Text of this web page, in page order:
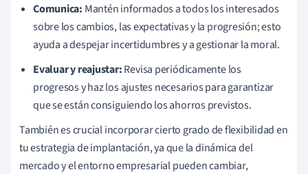
Comunica: Mantén informados a todos los interesados
sobre los cambios, las expectativas y la progresión; esto
ayuda a despejar incertidumbres y a gestionar la moral.
Evaluar y reajustar:Revisa periódicamente los
progresos y haz los ajustes necesarios para garantizar
que se están consiguiendo los ahorros previstos.
También es crucial incorporar cierto grado de flexibilidad en
tu estrategia de implantación, ya que la dinámica del
mercado y el entorno empresarial pueden cambiar,